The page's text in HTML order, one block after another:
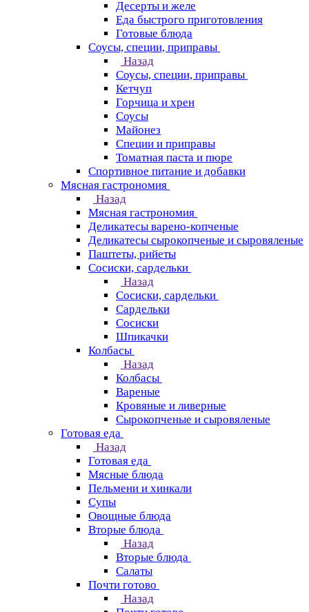
Десерты и желе
Еда быстрого приготовления
Готовые блюда
Соусы, специи, приправы
Назад
Соусы, специи, приправы
Кетчуп
Горчица и хрен
Соусы
Майонез
Специи и приправы
Томатная паста и пюре
Спортивное питание и добавки
Мясная гастрономия
Назад
Мясная гастрономия
Деликатесы варено-копченые
Деликатесы сырокопченые и сыровяленые
Паштеты, рийеты
Сосиски, сардельки
Назад
Сосиски, сардельки
Сардельки
Сосиски
Шпикачки
Колбасы
Назад
Колбасы
Вареные
Кровяные и ливерные
Сырокопченые и сыровяленые
Готовая еда
Назад
Готовая еда
Мясные блюда
Пельмени и хинкали
Супы
Овощные блюда
Вторые блюда
Назад
Вторые блюда
Салаты
Почти готово
Назад